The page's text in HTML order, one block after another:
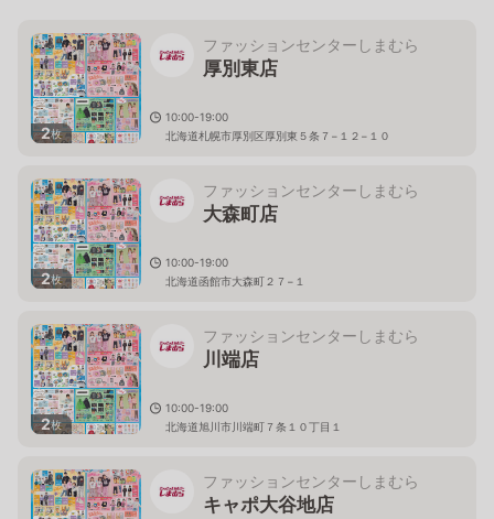
2枚
ファッションセンターしまむら
厚別東店
10:00-19:00
北海道札幌市厚別区厚別東５条７−１２−１０
2枚
ファッションセンターしまむら
大森町店
10:00-19:00
北海道函館市大森町２７−１
2枚
ファッションセンターしまむら
川端店
10:00-19:00
北海道旭川市川端町７条１０丁目１
ファッションセンターしまむら
キャポ大谷地店